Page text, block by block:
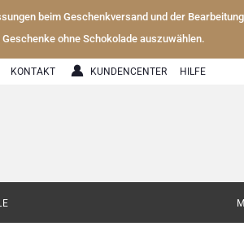
beim Geschenkversand und der
ohne Schokolade auszuwählen.
KONTAKT KUNDENCENTER HILFE